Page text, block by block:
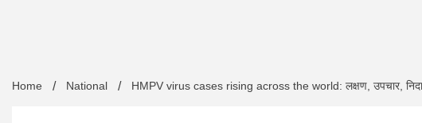
Home National HMPV virus cases rising across the world: लक्षण, उपचार,